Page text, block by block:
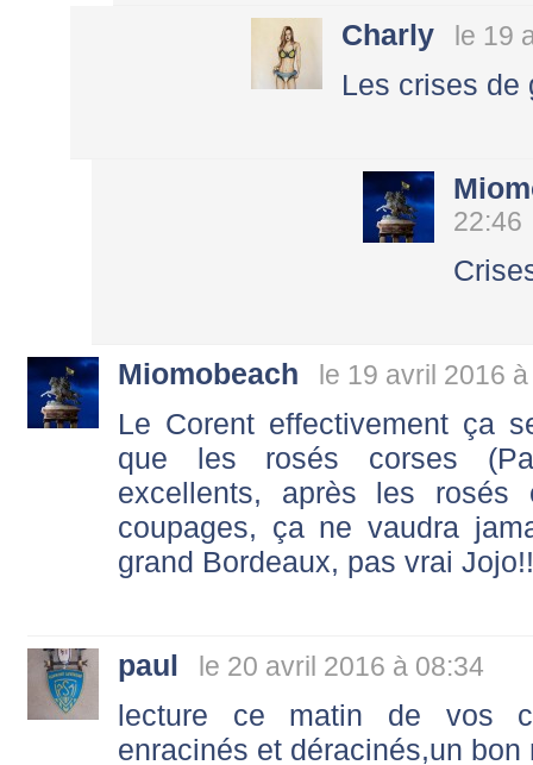
Charly le 19
Les crises
22:46
Miomobeach le 19 avril 2016
Le Corent effectivement ça
que les rosés corses
excellents, après les
coupages, ça ne vaudra
grand Bordeaux, pas vrai
paul le 20 avril 2016 à 08:34
lecture ce matin de vos
enracinés et déracinés,un